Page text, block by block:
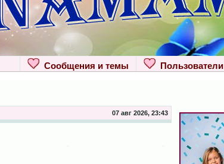
Пользователи
Сообщения и темы
07 авг 2026, 23:43